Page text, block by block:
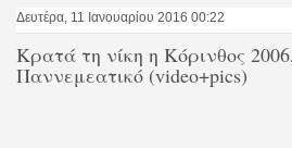
Δευτέρα, 11 Ιανουαρίου 2016 00:22
Κρατά τη νίκη η Κόρινθος
Παννεμεατικό (video+pics)